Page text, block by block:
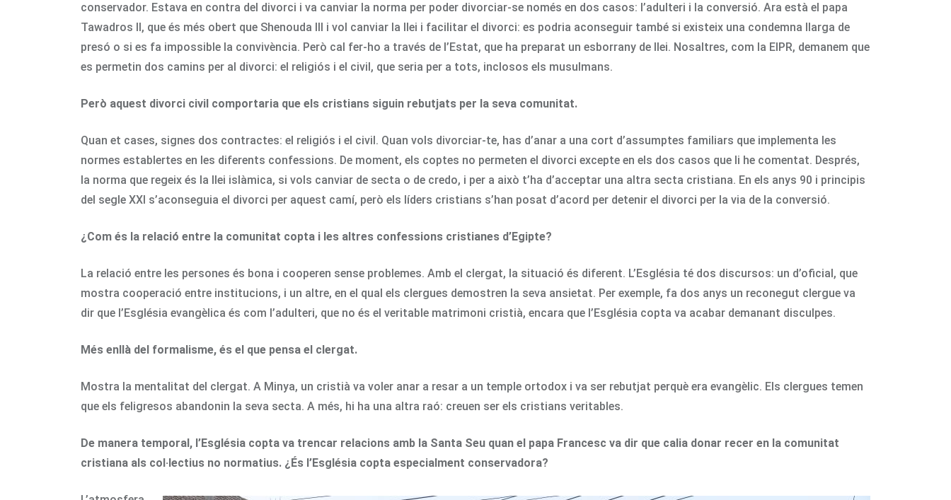
conservador. Estava en contra del divorci i va canviar la norma per poder divorciar-se només en dos casos: l’adulteri i la conversió. Ara està el papa
Tawadros II, que és més obert que Shenouda III i vol canviar la llei i facilitar el divorci: es podria aconseguir també si existeix una condemna llarga de
presó o si es fa impossible la convivència. Però cal fer-ho a través de l’Estat, que ha preparat un esborrany de llei. Nosaltres, com la EIPR, demanem que
es permetin dos camins per al divorci: el religiós i el civil, que seria per a tots, inclosos els musulmans.
Però aquest divorci civil comportaria que els cristians siguin rebutjats per la seva comunitat.
Quan et cases, signes dos contractes: el religiós i el civil. Quan vols divorciar-te, has d’anar a una cort d’assumptes familiars que implementa les
normes establertes en les diferents confessions. De moment, els coptes no permeten el divorci excepte en els dos casos que li he comentat. Després,
la norma que regeix és la llei islàmica, si vols canviar de secta o de credo, i per a això t’ha d’acceptar una altra secta cristiana. En els anys 90 i principis
del segle XXI s’aconseguia el divorci per aquest camí, però els líders cristians s’han posat d’acord per detenir el divorci per la via de la conversió.
¿Com és la relació entre la comunitat copta i les altres confessions cristianes d’Egipte?
La relació entre les persones és bona i cooperen sense problemes. Amb el clergat, la situació és diferent. L’Església té dos discursos: un d’oficial, que
mostra cooperació entre institucions, i un altre, en el qual els clergues demostren la seva ansietat. Per exemple, fa dos anys un reconegut clergue va
dir que l’Església evangèlica és com l’adulteri, que no és el veritable matrimoni cristià, encara que l’Església copta va acabar demanant disculpes.
Més enllà del formalisme, és el que pensa el clergat.
Mostra la mentalitat del clergat. A Minya, un cristià va voler anar a resar a un temple ortodox i va ser rebutjat perquè era evangèlic. Els clergues temen
que els feligresos abandonin la seva secta. A més, hi ha una altra raó: creuen ser els cristians veritables.
De manera temporal, l’Església copta va trencar relacions amb la Santa Seu quan el papa Francesc va dir que calia donar recer en la comunitat
cristiana als col·lectius no normatius. ¿És l’Església copta especialment conservadora?